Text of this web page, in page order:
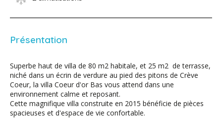
Présentation
Superbe haut de villa de 80 m2 habitale, et 25 m2 de terrasse,
niché dans un écrin de verdure au pied des pitons de Crève
Coeur, la villa Coeur d'or Bas vous attend dans une
environnement calme et reposant.
Cette magnifique villa construite en 2015 bénéficie de pièces
spacieuses et d'espace de vie confortable.